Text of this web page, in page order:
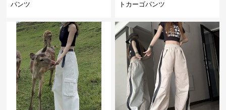
パンツ
トカーゴパンツ